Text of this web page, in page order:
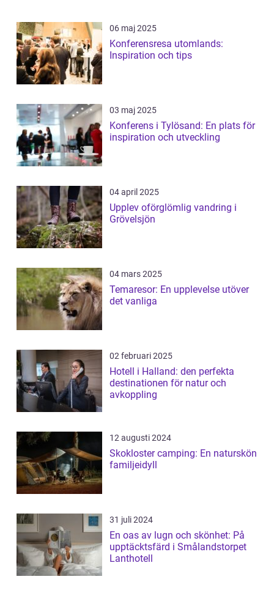
06 maj 2025
Konferensresa utomlands:
Inspiration och tips
03 maj 2025
Konferens i Tylösand: En plats för
inspiration och utveckling
04 april 2025
Upplev oförglömlig vandring i
Grövelsjön
04 mars 2025
Temaresor: En upplevelse utöver
det vanliga
02 februari 2025
Hotell i Halland: den perfekta
destinationen för natur och
avkoppling
12 augusti 2024
Skokloster camping: En naturskön
familjeidyll
31 juli 2024
En oas av lugn och skönhet: På
upptäcktsfärd i Smålandstorpet
Lanthotell